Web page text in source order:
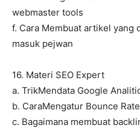
webmaster tools
f. Cara Membuat artikel yang
masuk pejwan
16. Materi SEO Expert
a. TrikMendata Google
b. CaraMengatur Bounce
c. Bagaimana membuat